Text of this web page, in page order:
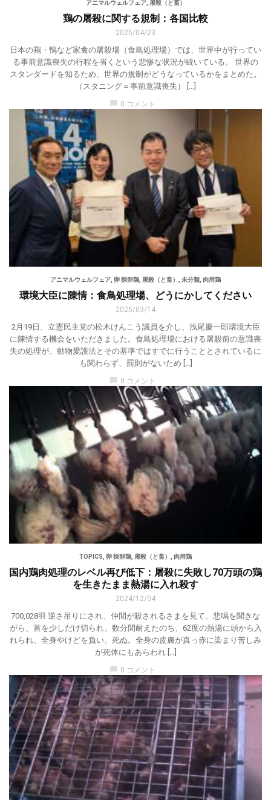
アニマルウェルフェア, 屠殺（と畜）
鶏の屠殺に関する規制：各国比較
2025/04/23
日本の鶏・鴨など家禽の屠殺場（食鳥処理場）では、世界中が行ってい
る事前意識喪失の行程を省くという悲惨な状況が続いている。 世界の
スタンダードを知るため、世界の規制がどうなっているかをまとめた。
（スタニング＝事前意識喪失） […]
0 コメント
アニマルウェルフェア 卵 採卵鶏 屠殺（と畜） 未分類 肉用鶏
環境大臣に陳情：食鳥処理場、どうにかしてください
2025/03/14
2月19日、立憲民主党の松木けんこう議員を介し、浅尾慶一郎環境大臣
に陳情する機会をいただきました。食鳥処理場における屠殺前の意識喪
失の処理が、動物愛護法とその基準ではすでに行うこととされているに
も関わらず、罰則がないため […]
chat_bubble 0 コメント
TOPICS, 卵 採卵鶏, 屠殺（と畜） , 肉用鶏
国内鶏肉処理のレベル再び低下：屠殺に失敗し70万頭の鶏
を生きたまま熱湯に入れ殺す
2024/12/04
700,028羽 逆さ吊りにされ、仲間が殺されるさまを見て、悲鳴を聞きな
がら、首を少しだけ切られ、数分間耐えたのち、62度の熱湯に頭から入
れられ、全身やけどを負い、死ぬ。全身の皮膚が真っ赤に染まり苦しみ
が死体にもあらわれ […]
chat_bubble 0 コメント